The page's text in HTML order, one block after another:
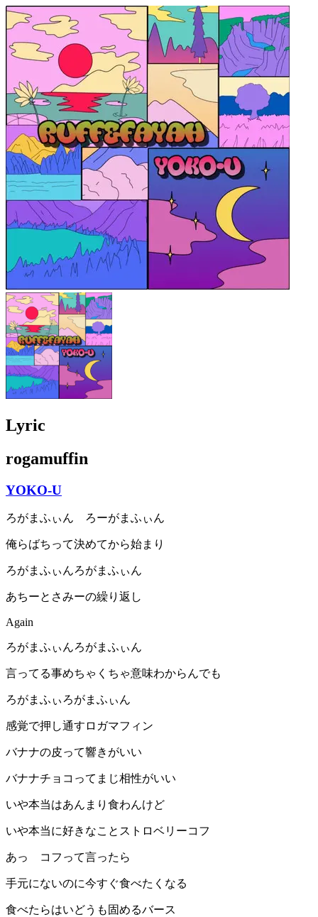
Lyric
rogamuffin
YOKO-U
ろがまふぃん ろーがまふぃん
俺らばちって決めてから始まり
ろがまふぃんろがまふぃん
あちーとさみーの繰り返し
Again
ろがまふぃんろがまふぃん
言ってる事めちゃくちゃ意味わからんでも
ろがまふぃろがまふぃん
感覚で押し通すロガマフィン
バナナの皮って響きがいい
バナナチョコってまじ相性がいい
いや本当はあんまり食わんけど
いや本当に好きなことストロベリーコフ
あっ コフって言ったら
手元にないのに今すぐ食べたくなる
食べたらはいどうも固めるバース